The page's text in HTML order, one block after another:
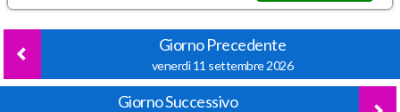
Giorno Precedente
venerdì 11 settembre 2026
Giorno Successivo